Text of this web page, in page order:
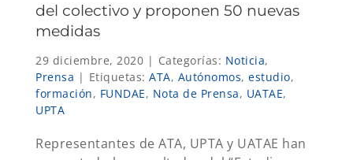
del colectivo y proponen 50 nuevas
medidas
29 diciembre, 2020 | Categorías: Noticia,
Prensa | Etiquetas: ATA, Autónomos, estudio,
formación, FUNDAE, Nota de Prensa, UATAE,
UPTA
Representantes de ATA, UPTA y UATAE han